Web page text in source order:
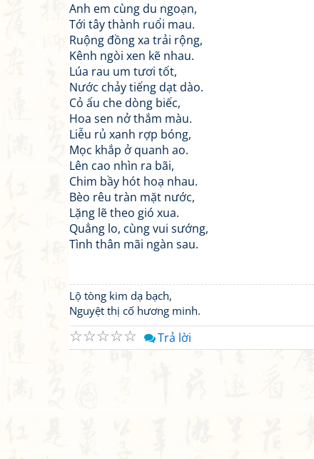
Anh em cùng du ngoạn,
Tới tây thành ruổi mau.
Ruộng đồng xa trải rộng,
Kênh ngòi xen kẽ nhau.
Lúa rau um tươi tốt,
Nước chảy tiếng dạt dào.
Cỏ ấu che dòng biếc,
Hoa sen nở thắm màu.
Liễu rủ xanh rợp bóng,
Mọc khắp ở quanh ao.
Lên cao nhìn ra bãi,
Chim bầy hót hoạ nhau.
Bèo rêu tràn mặt nước,
Lặng lẽ theo gió xua.
Quẳng lo, cùng vui sướng,
Tình thân mãi ngàn sau.
Lộ tòng kim dạ bạch,
Nguyệt thị cố hương minh.
☆
☆
☆
☆
☆ Trả lời